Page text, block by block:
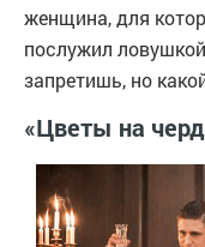
женщина, для
послужил
запретишь, но
«Цветы на